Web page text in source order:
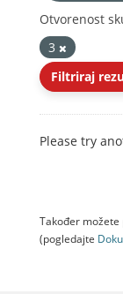
Otvorenost
3
Filtriraj
Please try
Također
(pogledajte